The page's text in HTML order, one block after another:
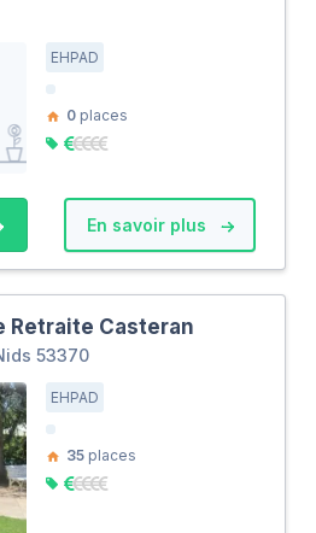
EHPAD
0 places
En savoir plus
Retraite Casteran
53370
EHPAD
35 places